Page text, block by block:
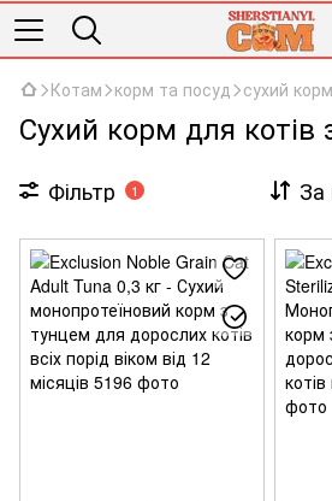
Котам корм та посуд сухий корм
Сухий корм для котів
Фільтр 1 За